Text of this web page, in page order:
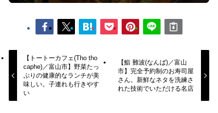
【トートーカフェ(Tho tho
caphe)／富山市】野菜たっ
ぷりの健康的なランチが美
味しい。子連れも行きやす
い
【鮨 難波(なんば)／富山
市】完全予約制のお寿司屋
さん。新鮮なネタを洗練さ
れた技術でいただける名店